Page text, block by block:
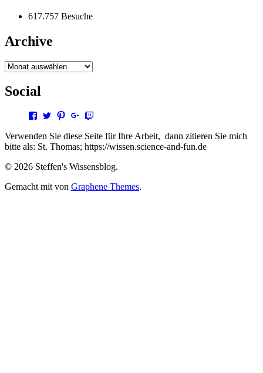
617.757 Besuche
Archive
Archive
Social
Profil
steffen.thomas1
auf
Facebook
anzeigen
Profil
steto123
auf
Twitter
anzeigen
Profil
steffen3669
auf
Pinterest
anzeigen
Profil
Steffen
Thomas
auf
Google+
anzeigen
steto123
auf
Twitch
anzeigen
Verwenden Sie diese Seite für Ihre Arbeit, dann zitieren Sie mich
bitte als: St. Thomas; https://wissen.science-and-fun.de
© 2026 Steffen's Wissensblog.
Gemacht mit von Graphene Themes.